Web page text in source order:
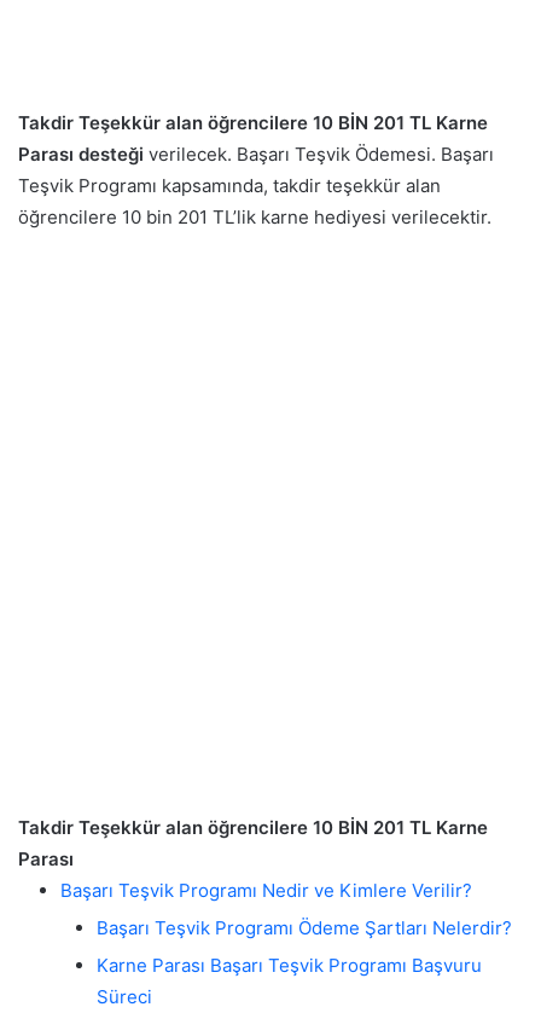
Takdir Teşekkür alan öğrencilere 10 BİN 201 TL Karne
Parası desteği verilecek. Başarı Teşvik Ödemesi. Başarı
Teşvik Programı kapsamında, takdir teşekkür alan
öğrencilere 10 bin 201 TL’lik karne hediyesi verilecektir.
Takdir Teşekkür alan öğrencilere 10 BİN 201 TL Karne
Parası
Başarı Teşvik Programı Nedir ve Kimlere Verilir?
Başarı Teşvik Programı Ödeme Şartları Nelerdir?
Karne Parası Başarı Teşvik Programı Başvuru
Süreci